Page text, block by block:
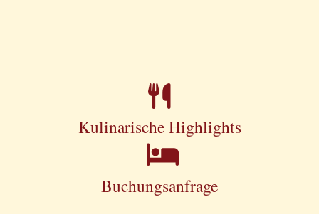
Kulinarische Highlights
Buchungsanfrage